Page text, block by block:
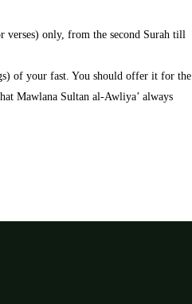
only, from the second Surah till
of your fast. You should offer it for the
Mawlana Sultan al-Awliya’ always